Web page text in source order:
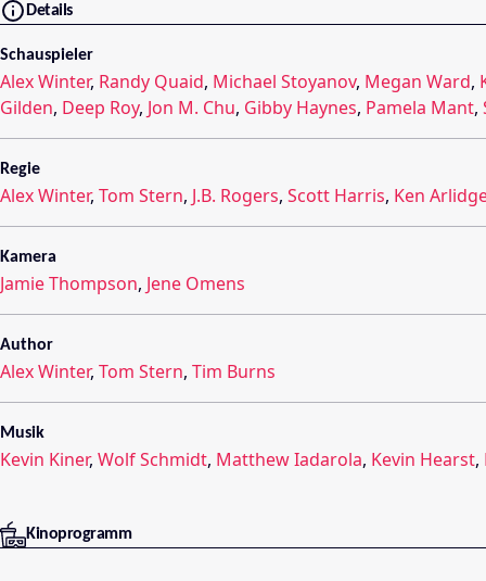
Details
Schauspieler
Alex Winter, Randy Quaid, Michael Stoyanov, Megan Ward,
Gilden, Deep Roy, Jon M. Chu, Gibby Haynes, Pamela Mant,
Regie
Alex Winter, Tom Stern, J.B. Rogers, Scott Harris, Ken
Kamera
Jamie Thompson, Jene Omens
Author
Alex Winter, Tom Stern, Tim Burns
Musik
Kevin Kiner, Wolf Schmidt, Matthew Iadarola, Kevin Hearst,
Kinoprogramm